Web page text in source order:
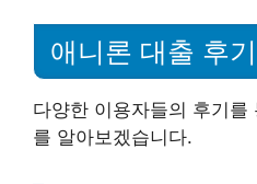
애니론 대출 후기
다양한 이용자들의 후기를
를 알아보겠습니다.